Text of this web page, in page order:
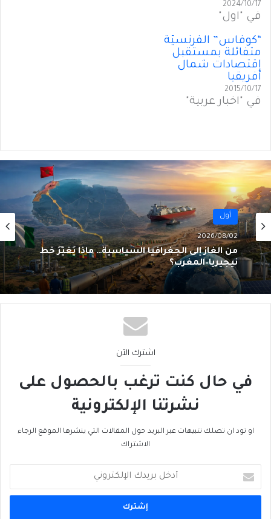
2024/10/17
في "أول"
“كوفاس” الفرنسيّة
متفائلة بمستقبل
إقتصادات شمال
أفريقيا
2015/10/17
في "أخبار عربية"
أول
2026/08/02
من الغاز إلى الجغرافيا السياسية… ماذا يُغيّرُ خط
أسواق المال
2026/07/31
الرنمينبي في الخليج… هل يُهَدِّدُ هَيمَنَةَ الدولار؟
اشترك الآن
في حال كنت ترغب بالحصول على
نشرتنا الإلكترونية
او تود ان تصلك تنبيهات عبر البريد حول المقالات التي ينشرها الموقع الرجاء
الاشتراك
بريدك
الإلكتروني